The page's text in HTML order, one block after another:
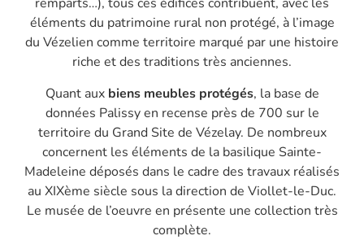
remparts…), tous ces édifices contribuent, avec les
éléments du patrimoine rural non protégé, à l’image
du Vézelien comme territoire marqué par une histoire
riche et des traditions très anciennes.
Quant aux biens meubles protégés, la base de
données Palissy en recense près de 700 sur le
territoire du Grand Site de Vézelay. De nombreux
concernent les éléments de la basilique Sainte-
Madeleine déposés dans le cadre des travaux réalisés
au XIXème siècle sous la direction de Viollet-le-Duc.
Le musée de l’oeuvre en présente une collection très
complète.